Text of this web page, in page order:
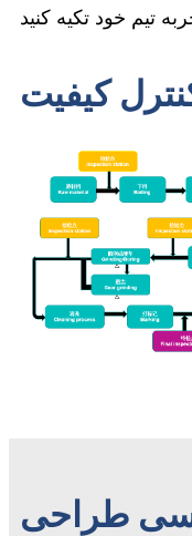
کیفیت
طراحی